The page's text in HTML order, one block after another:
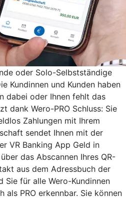
oder Solo-Selbstständige
Kundinnen und Kunden haben
dabei oder Ihnen fehlt das
dank Wero-PRO Schluss: Sie
Zahlungen mit Ihrem
sendet Ihnen mit der
VR Banking App Geld in
das Abscannen Ihres QR-
aus dem Adressbuch der
Sie für alle Wero-Kundinnen
als PRO erkennbar. Sie können